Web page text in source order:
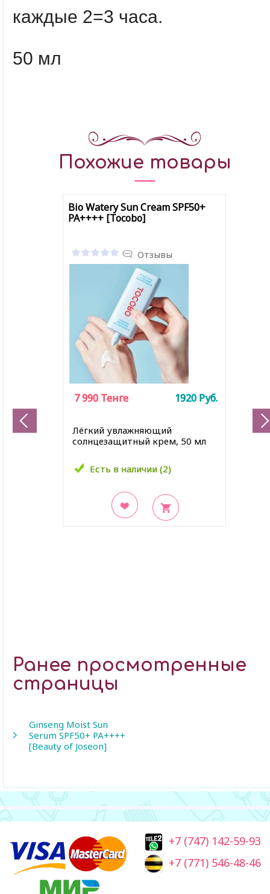
каждые 2=3 часа.
50 мл
Похожие товары
Bio Watery Sun Cream SPF50+
PA++++ [Tocobo]
Отзывы
Лёгкий увлажняющий
солнцезащитный крем, 50 мл
Есть в наличии (2)
7 990 Тенге 1920 Руб.
Есть в наличии (2)
7 990 Тенге 1920 Руб.
Ранее просмотренные
страницы
Ginseng Moist Sun
Serum SPF50+ PA++++
[Beauty of Joseon]
+7 (747) 142-59-93
+7 (771) 546-48-46